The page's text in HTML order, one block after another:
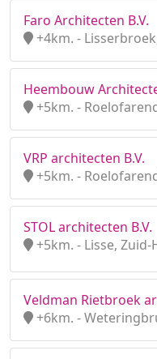
Faro Architecten B.V.
+4km. -
Heembouw
+5km. -
VRP architecten B.V.
+5km. -
STOL architecten B.V.
+5km. - Lisse,
Veldman Rietbroek
+6km. -